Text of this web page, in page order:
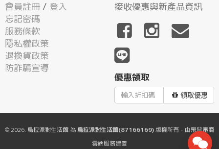
會員註冊 / 登入
忘記密碼
服務條款
隱私權政策
退換貨政策
防詐騙宣導
接收優惠與新產品資訊
優惠領取
領取優惠
© 2026. 烏拉派對生活館 為 烏拉派對生活館(87166169)版權所有 - 由飛鼠電商
雲端服務建置